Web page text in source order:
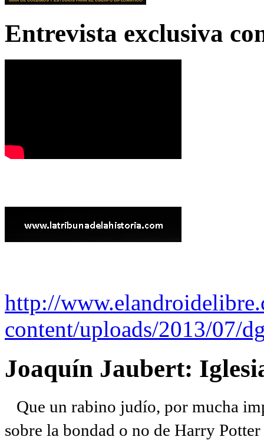
Entrevista exclusiva
http://
content/uploads/2013/07/
Joaquín Jaubert:
Que un rabino judío, por mucha
sobre la bondad o no de Harry